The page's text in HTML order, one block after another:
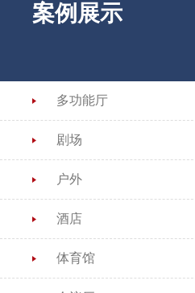
案例展示
多功能厅
剧场
户外
酒店
体育馆